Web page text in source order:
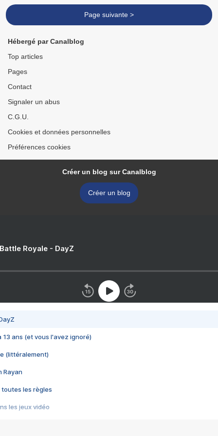
Page suivante >
Hébergé par Canalblog
Top articles
Pages
Contact
Signaler un abus
C.G.U.
Cookies et données personnelles
Préférences cookies
Créer un blog sur Canalblog
Créer un blog
Royale - DayZ
13 ans (et vous l'avez ignoré)
(littéralement)
Rayan
toutes les règles
les jeux vidéo